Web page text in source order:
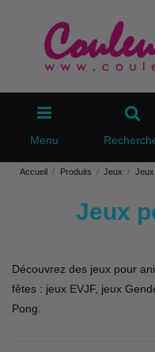
Menu
Accueil Produits Jeux
Jeux
Découvrez des jeux pour
fêtes : jeux EVJF, jeux
Pong.